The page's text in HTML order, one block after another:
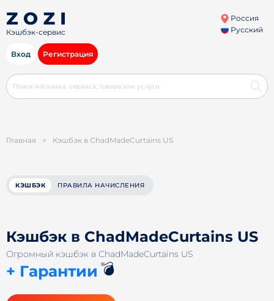
Кэшбэк-сервис
Россия
Русский
Вход Регистрация
Главная > Кэшбэк в ChadMadeCurtains US
КЭШБЭК ПРАВИЛА НАЧИСЛЕНИЯ
Кэшбэк в ChadMadeCurtains US
Огромный кэшбэк в ChadMadeCurtains US
+ Гарантии 💣